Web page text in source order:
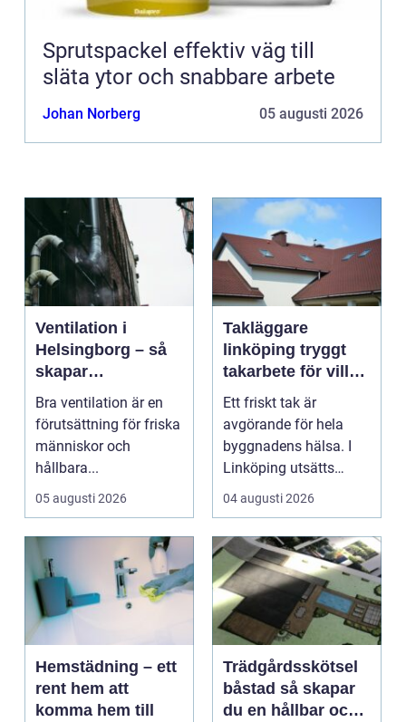
Sprutspackel effektiv väg till
släta ytor och snabbare arbete
Johan Norberg 05 augusti 2026
Ventilation i
Helsingborg – så
skapar
fastighetsägare
friskare och mer
energieffektiva
byggnader
Bra ventilation är en
förutsättning för friska
människor och
hållbara...
05 augusti 2026
Takläggare
linköping tryggt
takarbete för villa,
brf och företag
Ett friskt tak är
avgörande för hela
byggnadens hälsa. I
Linköping utsätts
taken för stora
temperatu...
04 augusti 2026
Hemstädning – ett
rent hem att
komma hem till
Trädgårdsskötsel
båstad så skapar
du en hållbar och